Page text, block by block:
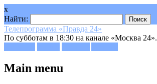
x
Найти:
Телепрограмма «Правда 24»
По субботам в 18:30 на канале «Москва 24».
Main menu